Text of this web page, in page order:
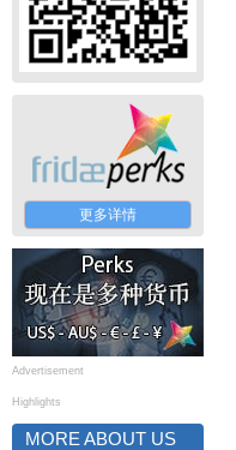
更多详情
Advertisement
Highlights
MORE ABOUT US